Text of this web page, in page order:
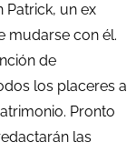
Patrick, un ex
mudarse con él.
de
los placeres a
Pronto
las